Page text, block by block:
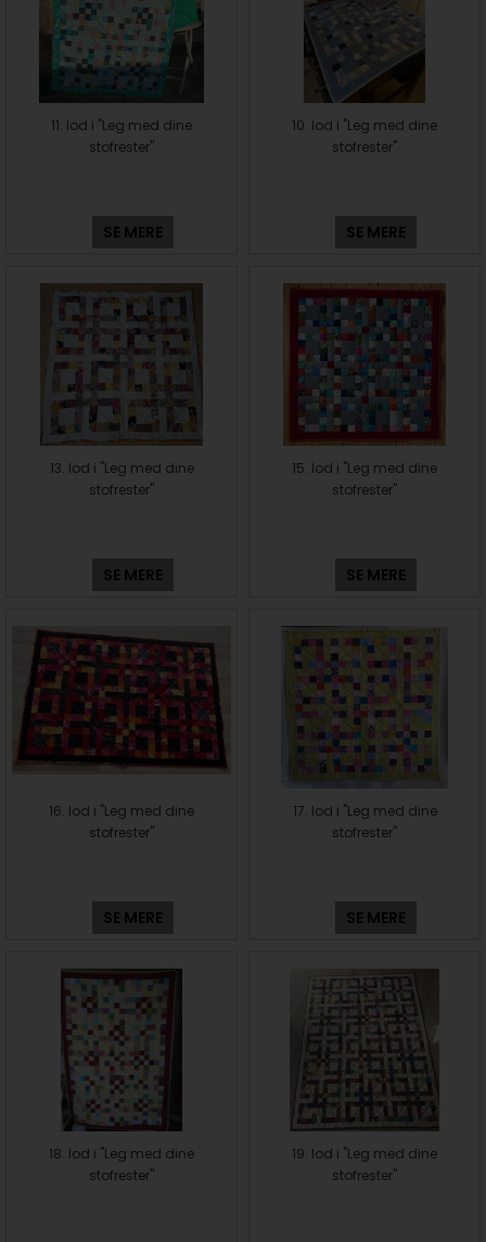
11. lod i "Leg med dine
stofrester"
SE MERE
10. lod i "Leg med dine
stofrester"
SE MERE
13. lod i "Leg med dine
stofrester"
SE MERE
15. lod i "Leg med dine
stofrester"
SE MERE
16. lod i "Leg med dine
stofrester"
SE MERE
17. lod i "Leg med dine
stofrester"
SE MERE
18. lod i "Leg med dine
stofrester"
19. lod i "Leg med dine
stofrester"